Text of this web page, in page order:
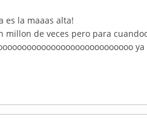
es la maaas alta!
millon de veces pero para